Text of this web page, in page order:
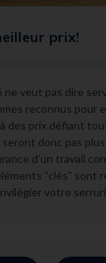
prix!
veut pas dire
reconnus pour
des prix défiant
donc pas
d’un travail
“clés” sont
votre